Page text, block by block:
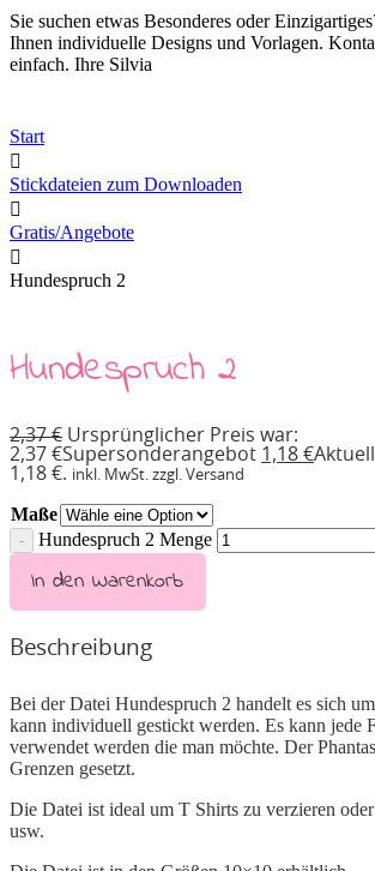
Sie suchen etwas Besonderes oder
Ihnen individuelle Designs und Vorlagen.
einfach. Ihre Silvia
Start
Stickdateien zum Downloaden
Gratis/Angebote
Hundespruch 2
Hundespruch 2
2,37€ Ursprünglicher Preis war:
2,37 €Supersonderangebot 1,18 €
1,18 €. inkl. MwSt. zzgl. Versand
Maße
Hundespruch 2 Menge
In den Warenkorb
Beschreibung
Bei der Datei Hundespruch 2 handelt es sich
kann individuell gestickt werden. Es kann jede
verwendet werden die man möchte. Der
Grenzen gesetzt.
Die Datei ist ideal um T Shirts zu verzieren
usw.